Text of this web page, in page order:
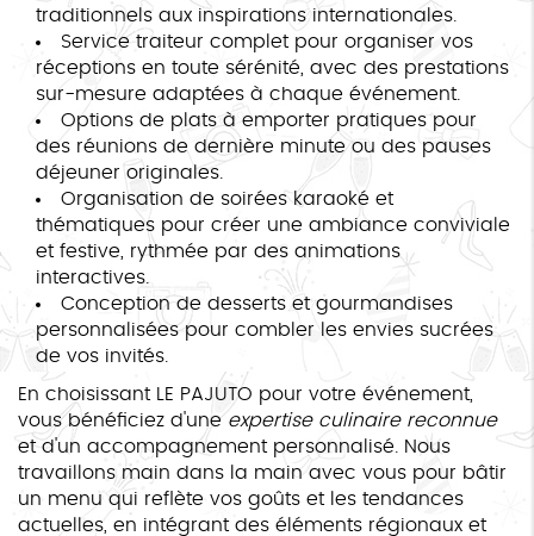
traditionnels aux inspirations internationales.
Service traiteur complet pour organiser vos
réceptions en toute sérénité, avec des prestations
sur-mesure adaptées à chaque événement.
Options de plats à emporter pratiques pour
des réunions de dernière minute ou des pauses
déjeuner originales.
Organisation de soirées karaoké et
thématiques pour créer une ambiance conviviale
et festive, rythmée par des animations
interactives.
Conception de desserts et gourmandises
personnalisées pour combler les envies sucrées
de vos invités.
En choisissant LE PAJUTO pour votre événement,
vous bénéficiez d'uneexpertise culinaire reconnue
et d'un accompagnement personnalisé. Nous
travaillons main dans la main avec vous pour bâtir
un menu qui reflète vos goûts et les tendances
actuelles, en intégrant des éléments régionaux et